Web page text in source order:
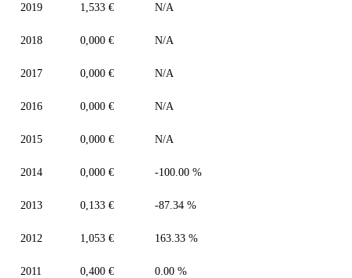
2019 1,533 € N/A
2018 0,000 € N/A
2017 0,000 € N/A
2016 0,000 € N/A
2015 0,000 € N/A
2014 0,000 € -100.00 %
2013 0,133 € -87.34 %
2012 1,053 € 163.33 %
2011 0,400 € 0.00 %